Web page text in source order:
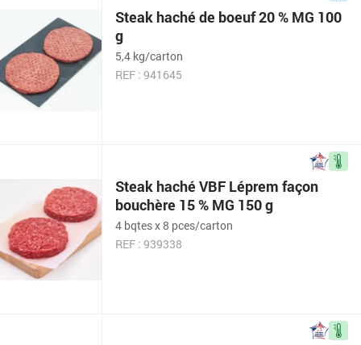
Steak haché de boeuf 20 % MG 100
g
5,4 kg/carton
REF : 941645
Steak haché VBF Léprem façon
bouchère 15 % MG 150 g
4 bqtes x 8 pces/carton
REF : 939338